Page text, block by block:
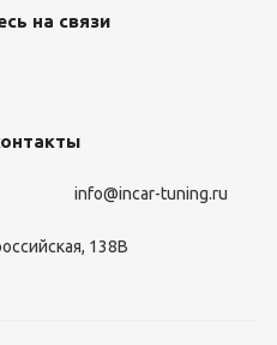
на связи
info@incar-tuning.ru
138В